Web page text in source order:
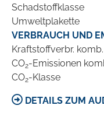
Schadstoffklasse
Umweltplakette
VERBRAUCH UND
Kraftstoffverbr. komb.
CO2-Emissionen
CO2-Klasse
DETAILS ZUM